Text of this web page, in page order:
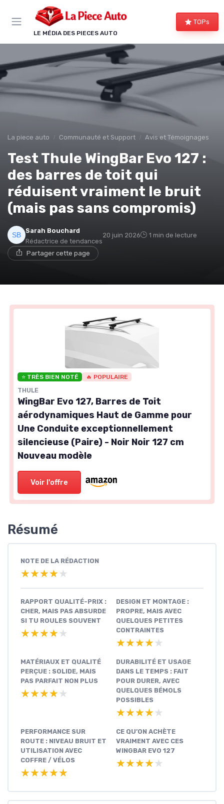
LE MÉDIA DES PIECES AUTO
TOPs
La piece auto Communauté et Support Avis et Témoignages
Test Thule WingBar Evo 127 :
des barres de toit qui
réduisent vraiment le bruit
(mais pas sans compromis)
Sarah Bouchard
Rédactrice de tendances
20 juin 2026 1 min de lecture
Partager cette page
⭐ TRÈS BIEN NOTÉ 🔥 POPULAIRE
THULE
WingBar Evo 127, Barres de Toit
aérodynamiques Haut de Gamme pour
Une Conduite exceptionnellement
silencieuse (Paire) - Noir Noir 127 cm
Nouveau modèle
Voir l'offre
Résumé
NOTE DE LA RÉDACTION
★★★★★
★★★★★
RAPPORT QUALITÉ-PRIX :
CHER, MAIS PAS ABSURDE
SI TU ROULES SOUVENT
★★★★★
★★★★★
DESIGN ET MONTAGE :
PROPRE, MAIS AVEC
QUELQUES PETITES
CONTRAINTES
★★★★★
★★★★★
MATÉRIAUX ET QUALITÉ
PERÇUE : SOLIDE, MAIS
PAS PARFAIT NON PLUS
★★★★★
★★★★★
DURABILITÉ ET USAGE
DANS LE TEMPS : FAIT
POUR DURER, AVEC
QUELQUES BÉMOLS
POSSIBLES
★★★★★
★★★★★
PERFORMANCE SUR
ROUTE : NIVEAU BRUIT ET
UTILISATION AVEC
COFFRE / VÉLOS
★★★★★
★★★★★
CE QU’ON ACHÈTE
VRAIMENT AVEC CES
WINGBAR EVO 127
★★★★★
★★★★★
Panneau de gestion des cookies